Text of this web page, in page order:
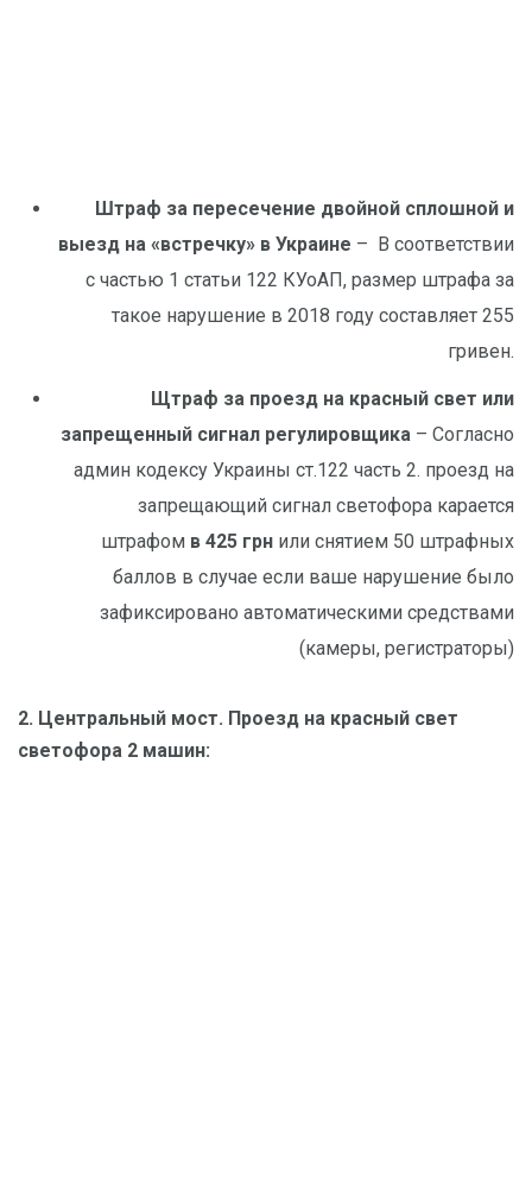
Штраф за пересечение двойной сплошной и
выезд на «встречку» в Украине – В соответствии
с частью 1 статьи 122 КУоАП, размер штрафа за
такое нарушение в 2018 году составляет 255
гривен.
Щтраф за проезд на красный свет или
запрещенный сигнал регулировщика – Согласно
админ кодексу Украины ст.122 часть 2. проезд на
запрещающий сигнал светофора карается
штрафом в 425 грн или снятием 50 штрафных
баллов в случае если ваше нарушение было
зафиксировано автоматическими средствами
(камеры, регистраторы)
2. Центральный мост. Проезд на красный свет
светофора 2 машин: